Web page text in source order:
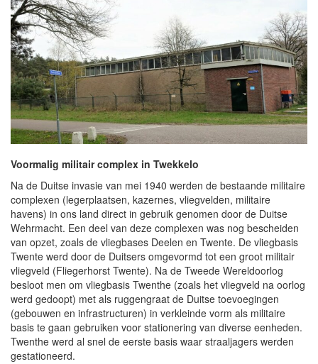
Voormalig militair complex in Twekkelo
Na de Duitse invasie van mei 1940 werden de bestaande militaire
complexen (legerplaatsen, kazernes, vliegvelden, militaire
havens) in ons land direct in gebruik genomen door de Duitse
Wehrmacht. Een deel van deze complexen was nog bescheiden
van opzet, zoals de vliegbases Deelen en Twente. De vliegbasis
Twente werd door de Duitsers omgevormd tot een groot militair
vliegveld (Fliegerhorst Twente). Na de Tweede Wereldoorlog
besloot men om vliegbasis Twenthe (zoals het vliegveld na oorlog
werd gedoopt) met als ruggengraat de Duitse toevoegingen
(gebouwen en infrastructuren) in verkleinde vorm als militaire
basis te gaan gebruiken voor stationering van diverse eenheden.
Twenthe werd al snel de eerste basis waar straaljagers werden
gestationeerd.